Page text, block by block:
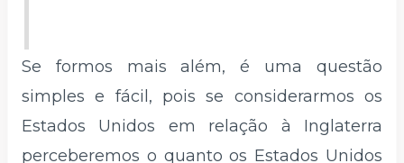
Se formos mais além, é uma questão
simples e fácil, pois se considerarmos os
Estados Unidos em relação à Inglaterra
perceberemos o quanto os Estados Unidos